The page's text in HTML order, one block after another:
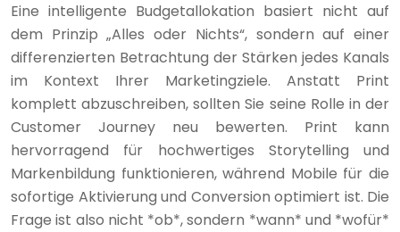
Eine intelligente Budgetallokation basiert nicht auf
dem Prinzip „Alles oder Nichts“, sondern auf einer
differenzierten Betrachtung der Stärken jedes Kanals
im Kontext Ihrer Marketingziele. Anstatt Print
komplett abzuschreiben, sollten Sie seine Rolle in der
Customer Journey neu bewerten. Print kann
hervorragend für hochwertiges Storytelling und
Markenbildung funktionieren, während Mobile für die
sofortige Aktivierung und Conversion optimiert ist. Die
Frage ist also nicht *ob*, sondern *wann* und *wofür*